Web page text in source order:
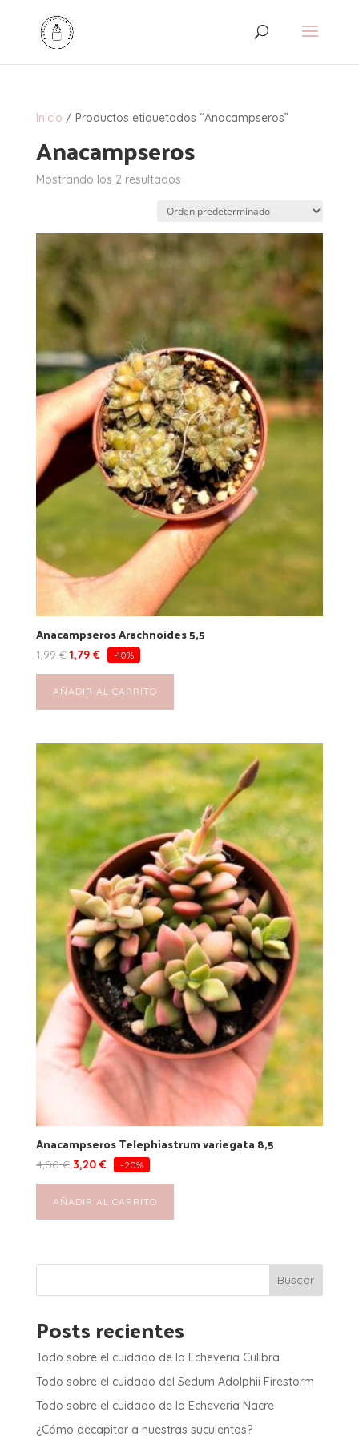
Inicio / Productos etiquetados “Anacampseros”
Anacampseros
Mostrando los 2 resultados
Anacampseros Arachnoides 5,5
1,99€ 1,79 € -10%
AÑADIR AL CARRITO
Anacampseros Telephiastrum variegata 8,5
4,00€ 3,20 € -20%
AÑADIR AL CARRITO
Buscar
Posts recientes
Todo sobre el cuidado de la Echeveria Culibra
Todo sobre el cuidado del Sedum Adolphii Firestorm
Todo sobre el cuidado de la Echeveria Nacre
¿Cómo decapitar a nuestras suculentas?